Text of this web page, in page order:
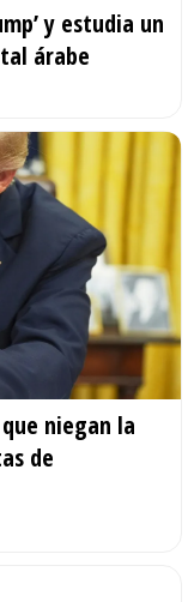
y estudia un
árabe
niegan la
de